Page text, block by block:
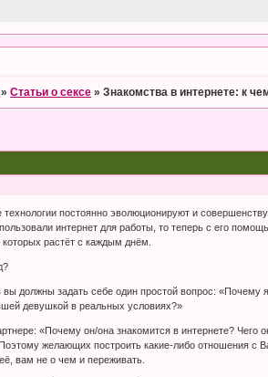
»Статьи о сексе »Знакомства в интернете: к
постоянно эволюционируют и
интернет для работы, то теперь с его
растёт с каждым днём.
должны задать себе один простой вопрос: «Почему
девушкой в реальных условиях?»
«Почему он/она знакомится в интернете? Чего
желающих построить какие-либо отношения
вам не о чем и переживать.